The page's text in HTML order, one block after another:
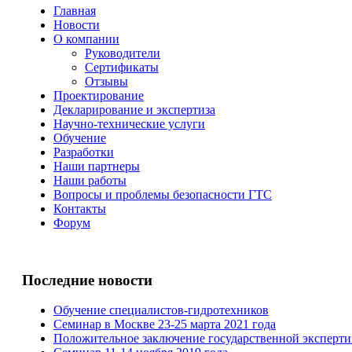
Главная
Новости
О компании
Руководители
Сертификаты
Отзывы
Проектирование
Декларирование и экспертиза
Научно-технические услуги
Обучение
Разработки
Наши партнеры
Наши работы
Вопросы и проблемы безопасности ГТС
Контакты
Форум
Последние новости
Обучение специалистов-гидротехников
Семинар в Москве 23-25 марта 2021 года
Положительное заключение государственной